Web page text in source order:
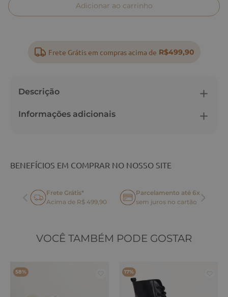
Adicionar ao carrinho
Frete Grátis em compras acima de R$499,90
Descrição
Informações adicionais
BENEFÍCIOS EM COMPRAR NO NOSSO SITE
Frete Grátis*
Acima de R$ 499,90
Parcelamento até 6x
sem juros no cartão
VOCÊ TAMBÉM PODE GOSTAR
58% 17%